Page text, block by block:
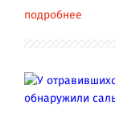
подробнее